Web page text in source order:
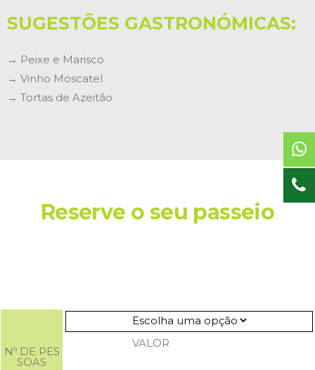
SUGESTÕES GASTRONÓMICAS:
→ Peixe e Marisco
→ Vinho Moscatel
→ Tortas de Azeitão
Reserve o seu passeio
Nº DE PES
SOAS
VALOR